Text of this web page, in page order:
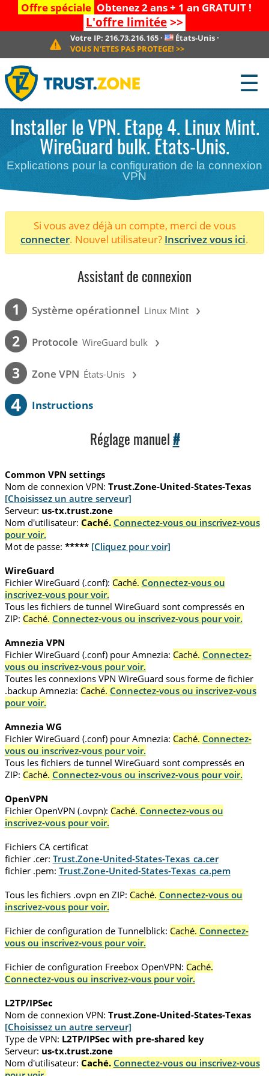
Offre spéciale Obtenez 2 ans + 1 an GRATUIT !
L'offre limitée>>
Votre IP: 216.73.216.165· États-Unis ·
VOUS N'ETES PAS PROTEGE! >>
☰
Installer le VPN. Etape 4. Linux Mint.
WireGuard bulk. États-Unis.
Explications pour la configuration de la connexion
VPN
Si vous avez déjà un compte, merci de vous
connecter. Nouvel utilisateur? Inscrivez vous ici.
Assistant de connexion
1 Système opérationnel Linux Mint ›
2 Protocole WireGuard bulk ›
3 Zone VPN États-Unis ›
4 Instructions
Réglage manuel #
Common VPN settings
Nom de connexion VPN: Trust.Zone-United-States-Texas
[Choisissez un autre serveur]
Serveur: us-tx.trust.zone
Nom d'utilisateur: Caché. Connectez-vous ou inscrivez-vous
pour voir.
Mot de passe: ***** [Cliquez pour voir]
WireGuard
Fichier WireGuard (.conf): Caché. Connectez-vous ou
inscrivez-vous pour voir.
Tous les fichiers de tunnel WireGuard sont compressés en
ZIP: Caché. Connectez-vous ou inscrivez-vous pour voir.
Amnezia VPN
Fichier WireGuard (.conf) pour Amnezia: Caché. Connectez-
vous ou inscrivez-vous pour voir.
Toutes les connexions VPN WireGuard sous forme de fichier
.backup Amnezia: Caché. Connectez-vous ou inscrivez-vous
pour voir.
Amnezia WG
Fichier WireGuard (.conf) pour Amnezia: Caché. Connectez-
vous ou inscrivez-vous pour voir.
Tous les fichiers de tunnel WireGuard sont compressés en
ZIP: Caché. Connectez-vous ou inscrivez-vous pour voir.
OpenVPN
Fichier OpenVPN (.ovpn): Caché. Connectez-vous ou
inscrivez-vous pour voir.
Fichiers CA certificat
fichier .cer: Trust.Zone-United-States-Texas_ca.cer
fichier .pem: Trust.Zone-United-States-Texas_ca.pem
Tous les fichiers .ovpn en ZIP: Caché. Connectez-vous ou
inscrivez-vous pour voir.
Fichier de configuration de Tunnelblick: Caché. Connectez-
vous ou inscrivez-vous pour voir.
Fichier de configuration Freebox OpenVPN: Caché.
Connectez-vous ou inscrivez-vous pour voir.
L2TP/IPSec
Nom de connexion VPN: Trust.Zone-United-States-Texas
[Choisissez un autre serveur]
Type de VPN: L2TP/IPSec with pre-shared key
Serveur: us-tx.trust.zone
Nom d'utilisateur: Caché. Connectez-vous ou inscrivez-vous